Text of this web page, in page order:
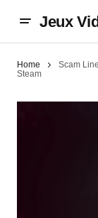
Jeux
Home
Scam
Steam